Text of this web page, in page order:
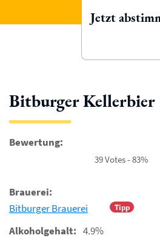
Bitburger Kellerbier
Bewertung:
39 Votes - 83%
Brauerei:
Tipp
Bitburger Brauerei
Alkoholgehalt: 4.9%
Jetzt